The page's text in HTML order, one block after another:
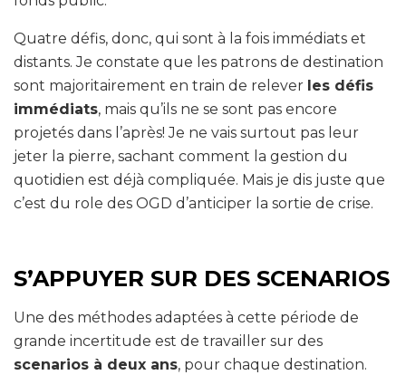
Quatre défis, donc, qui sont à la fois immédiats et
distants. Je constate que les patrons de destination
sont majoritairement en train de relever les défis
immédiats, mais qu’ils ne se sont pas encore
projetés dans l’après! Je ne vais surtout pas leur
jeter la pierre, sachant comment la gestion du
quotidien est déjà compliquée. Mais je dis juste que
c’est du role des OGD d’anticiper la sortie de crise.
S’APPUYER SUR DES SCENARIOS
Une des méthodes adaptées à cette période de
grande incertitude est de travailler sur des
scenarios à deux ans, pour chaque destination.